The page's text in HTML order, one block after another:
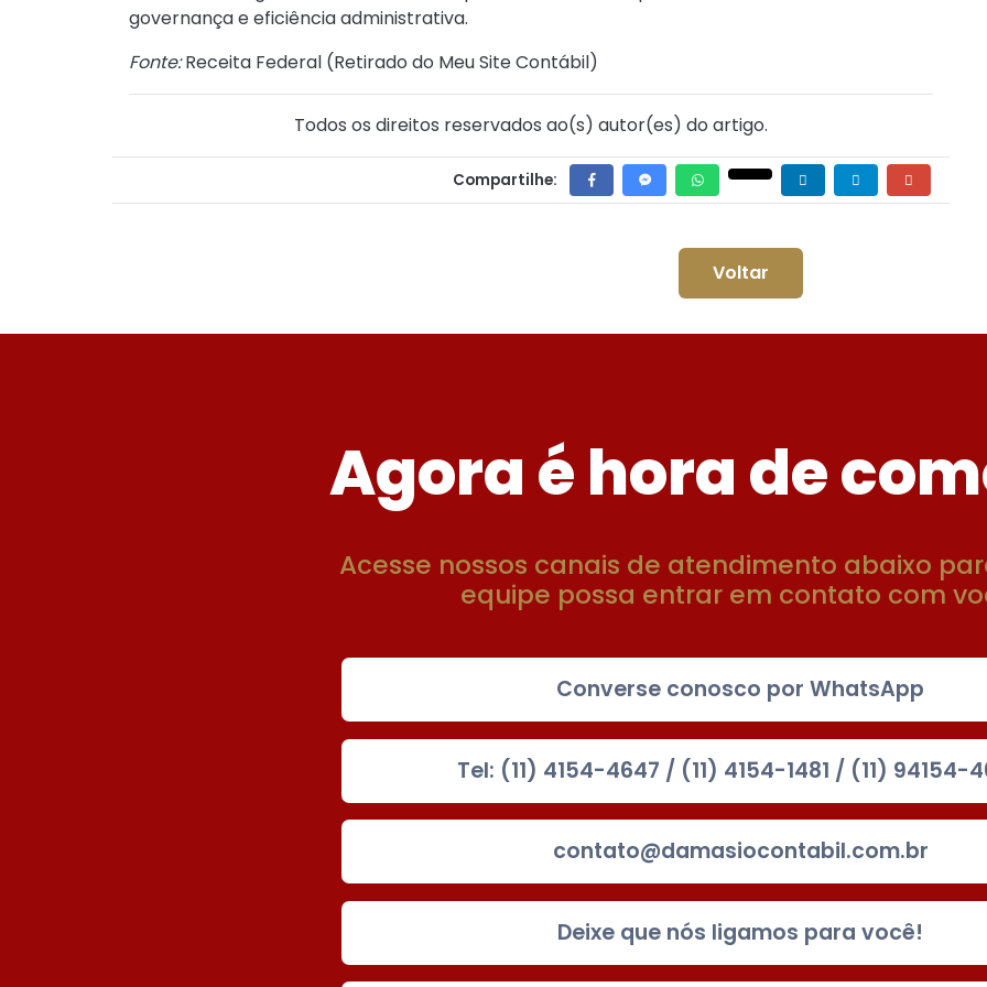
governança e eficiência administrativa.
Fonte:Receita Federal (Retirado do Meu Site Contábil)
Todos os direitos reservados ao(s) autor(es) do artigo.
Compartilhe:
Voltar
Agora é hora de
Acesse nossos canais de atendimento abaixo
equipe possa entrar em contato com
Converse conosco por WhatsApp
Tel: (11) 4154-4647 / (11) 4154-1481 / (11) 94154-
contato@damasiocontabil.com.br
Deixe que nós ligamos para você!